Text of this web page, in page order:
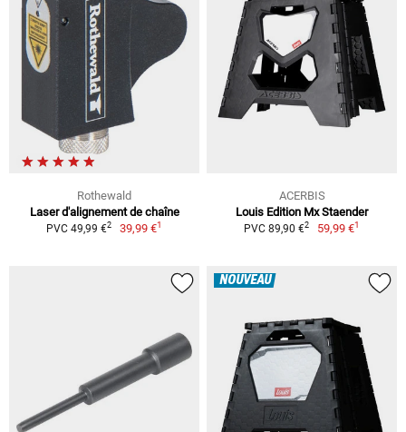
Rothewald
Laser d'alignement de chaîne
PVC 49,99 €2 39,99 €1
ACERBIS
Louis Edition Mx Staender
PVC 89,90 €2 59,99 €1
NOUVEAU